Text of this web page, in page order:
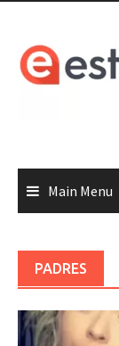
content
Main Menu
PADRES